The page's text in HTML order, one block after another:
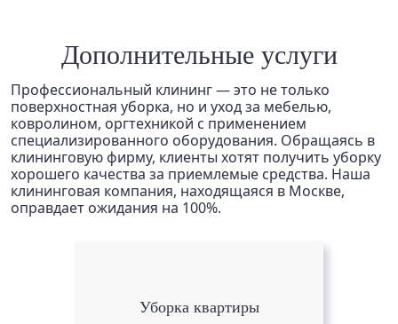
Дополнительные услуги
Профессиональный клининг — это не только
поверхностная уборка, но и уход за мебелью,
ковролином, оргтехникой с применением
специализированного оборудования. Обращаясь в
клининговую фирму, клиенты хотят получить уборку
хорошего качества за приемлемые средства. Наша
клининговая компания, находящаяся в Москве,
оправдает ожидания на 100%.
Уборка квартиры